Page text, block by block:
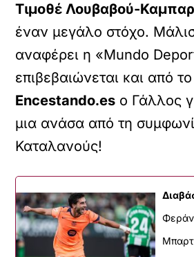
Τιμοθέ Λουβαβού-
έναν μεγάλο στόχο.
αναφέρει η «Mundo
επιβεβαιώνεται και από το
Encestando.es ο Γάλλος
μια ανάσα από τη
Καταλανούς!
Φεράν